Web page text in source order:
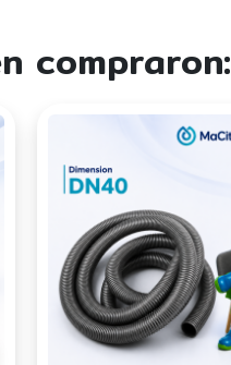
compraron: